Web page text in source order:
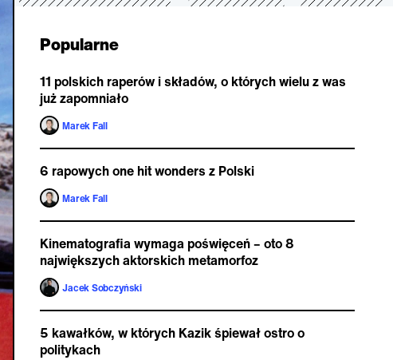
Popularne
11 polskich raperów i składów, o których wielu z was
już zapomniało
Marek Fall
6 rapowych one hit wonders z Polski
Marek Fall
Kinematografia wymaga poświęceń – oto 8
największych aktorskich metamorfoz
Jacek Sobczyński
5 kawałków, w których Kazik śpiewał ostro o
politykach